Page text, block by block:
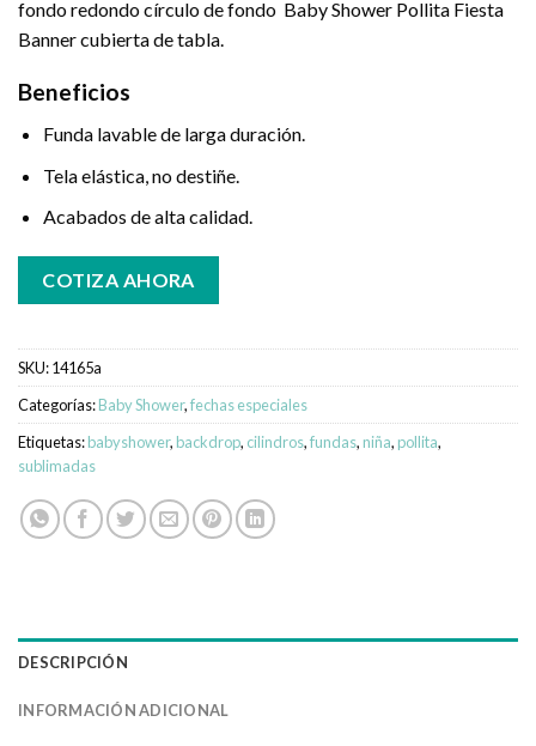
fondo redondo círculo de fondo Baby Shower Pollita Fiesta
Banner cubierta de tabla.
Beneficios
Funda lavable de larga duración.
Tela elástica, no destiñe.
Acabados de alta calidad.
COTIZA AHORA
SKU:14165a
Categorías:Baby Shower,fechas especiales
Etiquetas:babyshower, backdrop, cilindros,fundas, niña, pollita,
sublimadas
DESCRIPCIÓN
INFORMACIÓN ADICIONAL